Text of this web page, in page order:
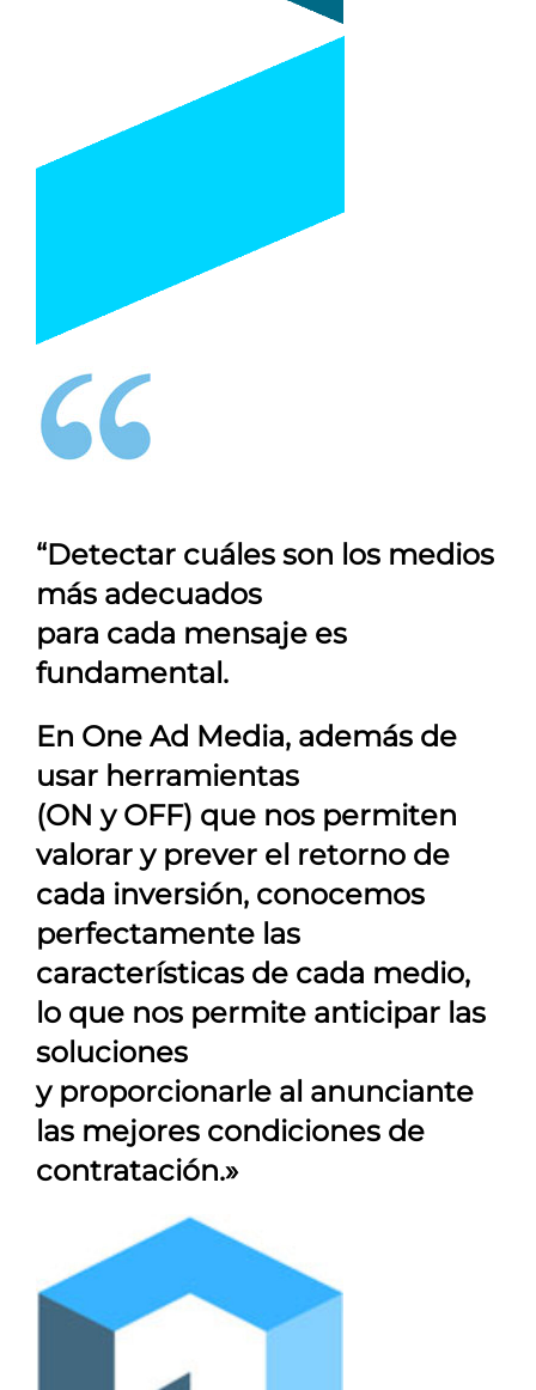
“Detectar cuáles son los medios
más adecuados
para cada mensaje es
fundamental.
En One Ad Media, además de
usar herramientas
(ON y OFF) que nos permiten
valorar y prever el retorno de
cada inversión, conocemos
perfectamente las
características de cada medio,
lo que nos permite anticipar las
soluciones
y proporcionarle al anunciante
las mejores condiciones de
contratación.»